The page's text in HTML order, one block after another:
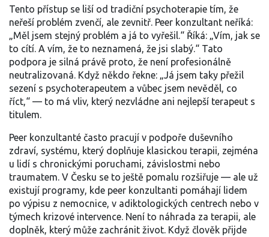
Tento přístup se liší od tradiční psychoterapie tím, že
neřeší problém zvenčí, ale zevnitř. Peer konzultant neříká:
„Měl jsem stejný problém a já to vyřešil.“ Říká: „Vím, jak se
to cítí. A vím, že to neznamená, že jsi slabý.“ Tato
podpora je silná právě proto, že není profesionálně
neutralizovaná. Když někdo řekne: „Já jsem taky přežil
sezení s psychoterapeutem a vůbec jsem nevěděl, co
říct,“ — to má vliv, který nezvládne ani nejlepší terapeut s
titulem.
Peer konzultanté často pracují v podpoře duševního
zdraví, systému, který doplňuje klasickou terapii, zejména
u lidí s chronickými poruchami, závislostmi nebo
traumatem. V Česku se to ještě pomalu rozšiřuje — ale už
existují programy, kde peer konzultanti pomáhají lidem
po výpisu z nemocnice, v adiktologických centrech nebo v
týmech krizové intervence. Není to náhrada za terapii, ale
doplněk, který může zachránit život. Když člověk přijde